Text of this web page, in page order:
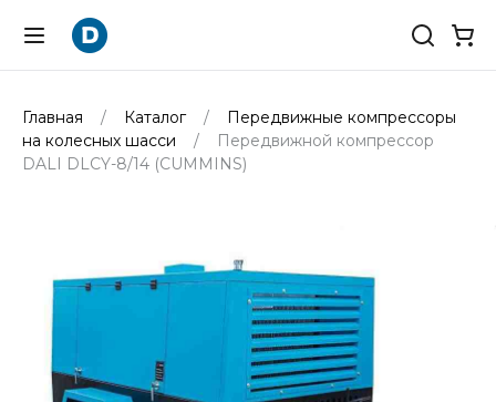
Главная Каталог
Передвижные компрессоры
на колесных шасси
Передвижной компрессор
DALI DLCY-8/14 (CUMMINS)